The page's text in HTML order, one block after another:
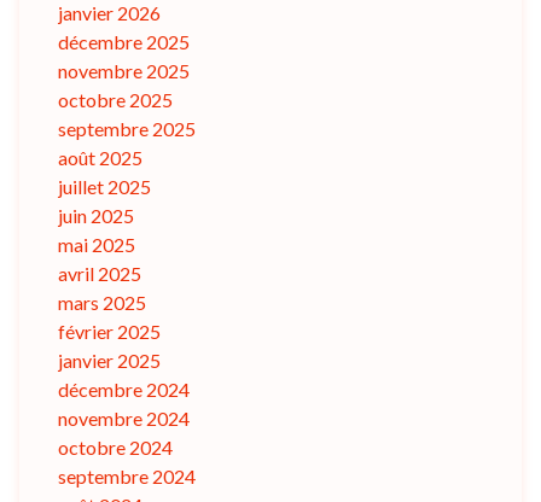
janvier 2026
décembre 2025
novembre 2025
octobre 2025
septembre 2025
août 2025
juillet 2025
juin 2025
mai 2025
avril 2025
mars 2025
février 2025
janvier 2025
décembre 2024
novembre 2024
octobre 2024
septembre 2024